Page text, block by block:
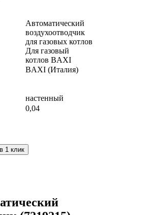
Автоматический
воздухоотводчик
для газовых котлов
Для газовый
котлов BAXI
BAXI (Италия)
настенный
0,04
1 клик